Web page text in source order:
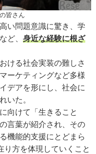
皆さん
い問題意識に驚き、学
ど、 身近な経験に根ざ
ける社会実装の難しさ
ーケティングなど多様
デアを形にし、社会に
いた。
向けて「生きること
言葉が紹介され、その
機能的支援にとどまら
り方を体現していくこと